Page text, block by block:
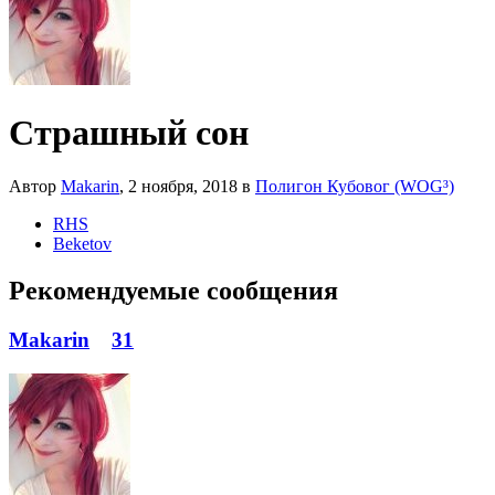
Страшный сон
Автор Makarin, 2 ноября, 2018 в Полигон Кубовог (WOG³)
RHS
Beketov
Рекомендуемые сообщения
Makarin 31